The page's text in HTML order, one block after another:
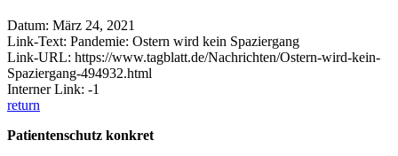
Datum: März 24, 2021
Link-Text: Pandemie: Ostern wird kein Spaziergang
Link-URL: https://www.tagblatt.de/Nachrichten/Ostern-wird-kein-
Spaziergang-494932.html
Interner Link: -1
return
Patientenschutz konkret